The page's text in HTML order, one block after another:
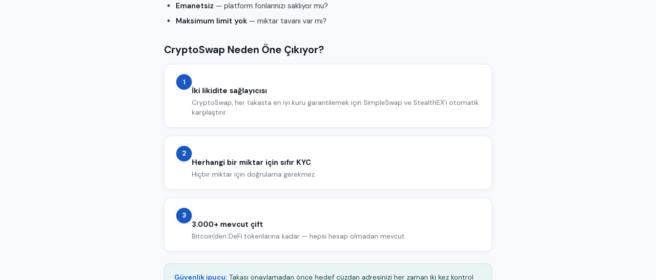
Emanetsiz — platform fonlarınızı saklıyor mu?
Maksimum limit yok — miktar tavanı var mı?
CryptoSwap Neden Öne Çıkıyor?
1
İki likidite sağlayıcısı
CryptoSwap, her takasta en iyi kuru garantilemek için SimpleSwap ve StealthEX'i otomatik
karşılaştırır.
2
Herhangi bir miktar için sıfır KYC
Hiçbir miktar için doğrulama gerekmez.
3
3.000+ mevcut çift
Bitcoin'den DeFi tokenlarına kadar — hepsi hesap olmadan mevcut.
Güvenlik ipucu: Takası onaylamadan önce hedef cüzdan adresinizi her zaman iki kez kontrol